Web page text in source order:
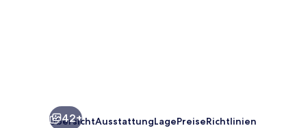
42+
ÜbersichtAusstattungLagePreiseRichtlinien